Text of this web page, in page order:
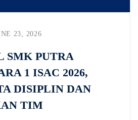
23, 2026
SMK PUTRA
1 ISAC 2026,
DISIPLIN DAN
TIM